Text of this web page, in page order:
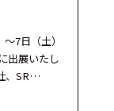
7日（土）
出展いたし
、SR